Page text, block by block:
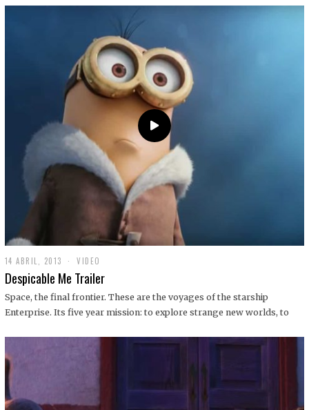
14 ABRIL, 2013
9
D
C
I
1
VIDEO
Despicable Me Trailer
Space, the final frontier. These are the voyages of the starship
Enterprise. Its five year mission: to explore strange new worlds, to